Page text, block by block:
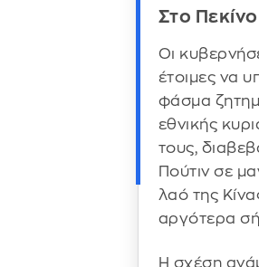
Στο
Οι
έτοιμες να
φάσμα
εθνικής
τους,
Πούτιν σε
λαό της
αργότερα
Η σχέση